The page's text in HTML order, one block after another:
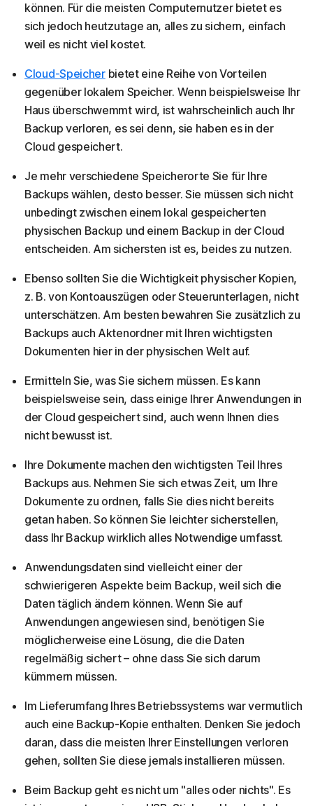
können. Für die meisten Computernutzer bietet es
sich jedoch heutzutage an, alles zu sichern, einfach
weil es nicht viel kostet.
Cloud-Speicherbietet eine Reihe von Vorteilen
gegenüber lokalem Speicher. Wenn beispielsweise Ihr
Haus überschwemmt wird, ist wahrscheinlich auch Ihr
Backup verloren, es sei denn, sie haben es in der
Cloud gespeichert.
Je mehr verschiedene Speicherorte Sie für Ihre
Backups wählen, desto besser. Sie müssen sich nicht
unbedingt zwischen einem lokal gespeicherten
physischen Backup und einem Backup in der Cloud
entscheiden. Am sichersten ist es, beides zu nutzen.
Ebenso sollten Sie die Wichtigkeit physischer Kopien,
z. B. von Kontoauszügen oder Steuerunterlagen, nicht
unterschätzen. Am besten bewahren Sie zusätzlich zu
Backups auch Aktenordner mit Ihren wichtigsten
Dokumenten hier in der physischen Welt auf.
Ermitteln Sie, was Sie sichern müssen. Es kann
beispielsweise sein, dass einige Ihrer Anwendungen in
der Cloud gespeichert sind, auch wenn Ihnen dies
nicht bewusst ist.
Ihre Dokumente machen den wichtigsten Teil Ihres
Backups aus. Nehmen Sie sich etwas Zeit, um Ihre
Dokumente zu ordnen, falls Sie dies nicht bereits
getan haben. So können Sie leichter sicherstellen,
dass Ihr Backup wirklich alles Notwendige umfasst.
Anwendungsdaten sind vielleicht einer der
schwierigeren Aspekte beim Backup, weil sich die
Daten täglich ändern können. Wenn Sie auf
Anwendungen angewiesen sind, benötigen Sie
möglicherweise eine Lösung, die die Daten
regelmäßig sichert – ohne dass Sie sich darum
kümmern müssen.
Im Lieferumfang Ihres Betriebssystems war vermutlich
auch eine Backup-Kopie enthalten. Denken Sie jedoch
daran, dass die meisten Ihrer Einstellungen verloren
gehen, sollten Sie diese jemals installieren müssen.
Beim Backup geht es nicht um "alles oder nichts". Es